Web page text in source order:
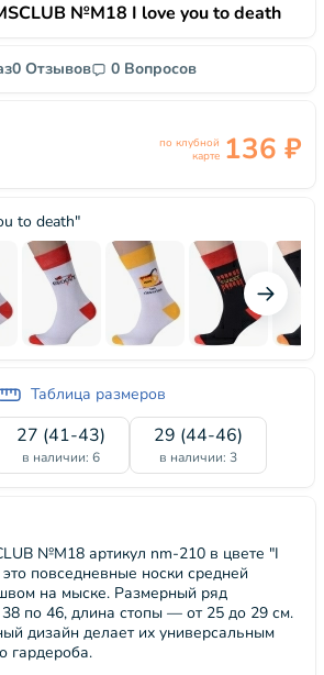
№М18 I love you to death
0 Отзывов 0 Вопросов
to death"
Таблица размеров
27 (41-43)
в наличии: 6
29 (44-46)
в наличии: 3
по клубной
карте 136 ₽
№М18 артикул nm-210 в цвете "I
повседневные носки средней
на мыске. Размерный ряд
по 46, длина стопы — от 25 до 29 см.
дизайн делает их универсальным
гардероба.